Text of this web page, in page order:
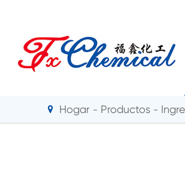
Hogar Productos